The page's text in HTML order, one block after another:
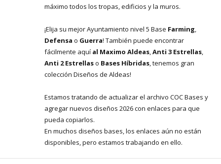
máximo todos los tropas, edificios y la muros.
¡Elija su mejor Ayuntamiento nivel 5 Base Farming
Defensa o Guerra! También puede encontrar
fácilmente aquí al Maximo Aldeas Anti 3 Estrellas
Anti 2 Estrellaso Bases Híbridas , tenemos gran
colección Diseños de Aldeas!
Estamos tratando de actualizar el archivo COC Bases y
agregar nuevos diseños 2026 con enlaces para que
pueda copiarlos.
En muchos diseños bases, los enlaces aún no están
disponibles, pero estamos trabajando en ello.